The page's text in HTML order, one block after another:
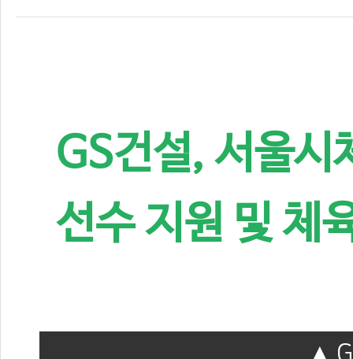
GS건설, 서울시
선수 지원 및 체